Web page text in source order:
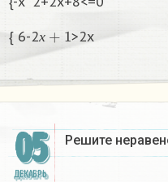
{ 6-2х >2х
05
ДЕКАБРЬ
Решите